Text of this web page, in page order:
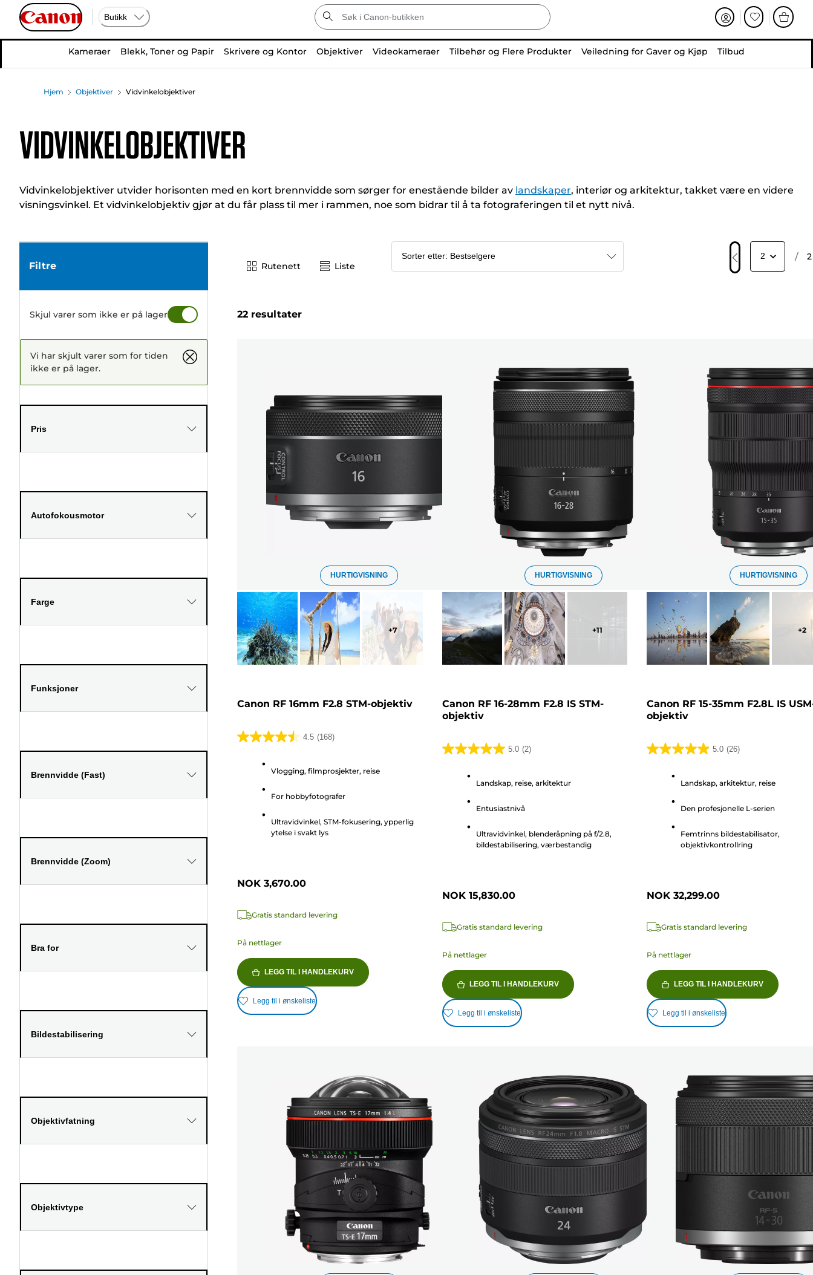
Butikk
Kameraer Blekk, Toner og Papir Skrivere og Kontor Objektiver Videokameraer Tilbehør og Flere Produkter Veiledning for Gaver og Kjøp Tilbud
Hjem Objektiver Vidvinkelobjektiver
Vidvinkelobjektiver
Vidvinkelobjektiver utvider horisonten med en kort brennvidde som sørger for enestående bilder av landskaper, interiør og arkitektur, takket være en videre
visningsvinkel. Et vidvinkelobjektiv gjør at du får plass til mer i rammen, noe som bidrar til å ta fotograferingen til et nytt nivå.
Filtre
Skjul varer som ikke er på lager
Vi har skjult varer som for tiden
ikke er på lager.
Pris
Autofokousmotor
Farge
Funksjoner
Brennvidde (Fast)
Brennvidde (Zoom)
Bra for
Bildestabilisering
Objektivfatning
Objektivtype
Rutenett Liste
/ 2
22 resultater
HURTIGVISNING
+7
Canon RF 16mm F2.8 STM-objektiv
4.5 (168)
4.5
stjerner.
omtaler
Vlogging, filmprosjekter, reise
For hobbyfotografer
Ultravidvinkel, STM-fokusering, ypperlig
ytelse i svakt lys
NOK 3,670.00
Gratis standard levering
På nettlager
LEGG TIL I HANDLEKURV
Legg til i ønskeliste
HURTIGVISNING
+11
Canon RF 16-28mm F2.8 IS STM-
objektiv
5.0 (2)
5.0
stjerner.
omtaler
Landskap, reise, arkitektur
Entusiastnivå
Ultravidvinkel, blenderåpning på f/2.8,
bildestabilisering, værbestandig
NOK 15,830.00
Gratis standard levering
På nettlager
LEGG TIL I HANDLEKURV
Legg til i ønskeliste
HURTIGVISNING
+2
Canon RF 15-35mm F2.8L IS
objektiv
5.0 (26)
5.0
stjerner.
omtaler
Landskap, arkitektur, reise
Den profesjonelle L-serien
Femtrinns bildestabilisator,
objektivkontrollring
NOK 32,299.00
Gratis standard levering
På nettlager
LEGG TIL I HANDLEKURV
Legg til i ønskeliste